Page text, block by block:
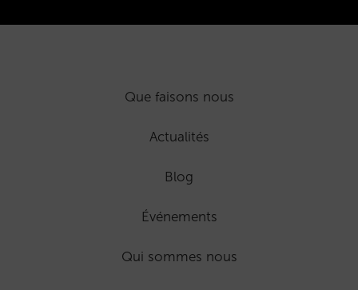
Que faisons nous
Actualités
Blog
Événements
Qui sommes nous